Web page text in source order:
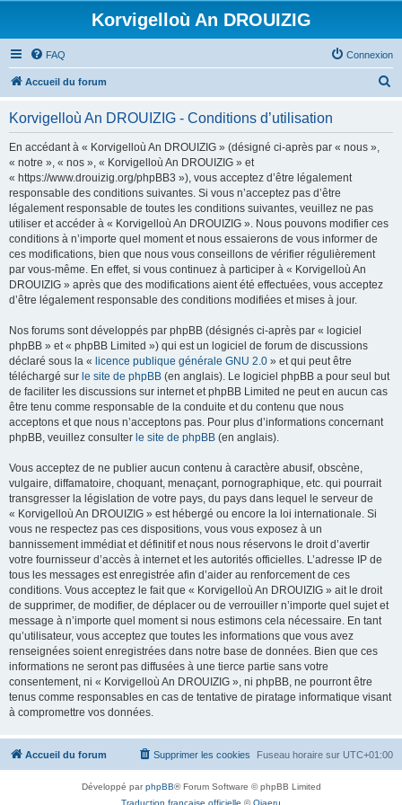
Korvigelloù An DROUIZIG
FAQ Connexion
Accueil du forum
Korvigelloù An DROUIZIG - Conditions d’utilisation
En accédant à « Korvigelloù An DROUIZIG » (désigné ci-après par « nous »,
« notre », « nos », « Korvigelloù An DROUIZIG » et
« https://www.drouizig.org/phpBB3 »), vous acceptez d’être légalement
responsable des conditions suivantes. Si vous n’acceptez pas d’être
légalement responsable de toutes les conditions suivantes, veuillez ne pas
utiliser et accéder à « Korvigelloù An DROUIZIG ». Nous pouvons modifier ces
conditions à n’importe quel moment et nous essaierons de vous informer de
ces modifications, bien que nous vous conseillons de vérifier régulièrement
par vous-même. En effet, si vous continuez à participer à « Korvigelloù An
DROUIZIG » après que des modifications aient été effectuées, vous acceptez
d’être légalement responsable des conditions modifiées et mises à jour.
Nos forums sont développés par phpBB (désignés ci-après par « logiciel
phpBB » et « phpBB Limited ») qui est un logiciel de forum de discussions
déclaré sous la « licence publique générale GNU 2.0 » et qui peut être
téléchargé sur le site de phpBB (en anglais). Le logiciel phpBB a pour seul but
de faciliter les discussions sur internet et phpBB Limited ne peut en aucun cas
être tenu comme responsable de la conduite et du contenu que nous
acceptons et que nous n’acceptons pas. Pour plus d’informations concernant
phpBB, veuillez consulter le site de phpBB (en anglais).
Vous acceptez de ne publier aucun contenu à caractère abusif, obscène,
vulgaire, diffamatoire, choquant, menaçant, pornographique, etc. qui pourrait
transgresser la législation de votre pays, du pays dans lequel le serveur de
« Korvigelloù An DROUIZIG » est hébergé ou encore la loi internationale. Si
vous ne respectez pas ces dispositions, vous vous exposez à un
bannissement immédiat et définitif et nous nous réservons le droit d’avertir
votre fournisseur d’accès à internet et les autorités officielles. L’adresse IP de
tous les messages est enregistrée afin d’aider au renforcement de ces
conditions. Vous acceptez le fait que « Korvigelloù An DROUIZIG » ait le droit
de supprimer, de modifier, de déplacer ou de verrouiller n’importe quel sujet et
message à n’importe quel moment si nous estimons cela nécessaire. En tant
qu’utilisateur, vous acceptez que toutes les informations que vous avez
renseignées soient enregistrées dans notre base de données. Bien que ces
informations ne seront pas diffusées à une tierce partie sans votre
consentement, ni « Korvigelloù An DROUIZIG », ni phpBB, ne pourront être
tenus comme responsables en cas de tentative de piratage informatique visant
à compromettre vos données.
Accueil du forum Fuseau horaire sur UTC+01:00
Supprimer les cookies
Développé parphpBB® Forum Software © phpBB Limited
Traduction française officielle ©Qiaeru